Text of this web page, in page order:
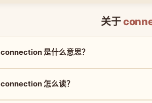
关于
connection 是什么意思？
connection 怎么读？